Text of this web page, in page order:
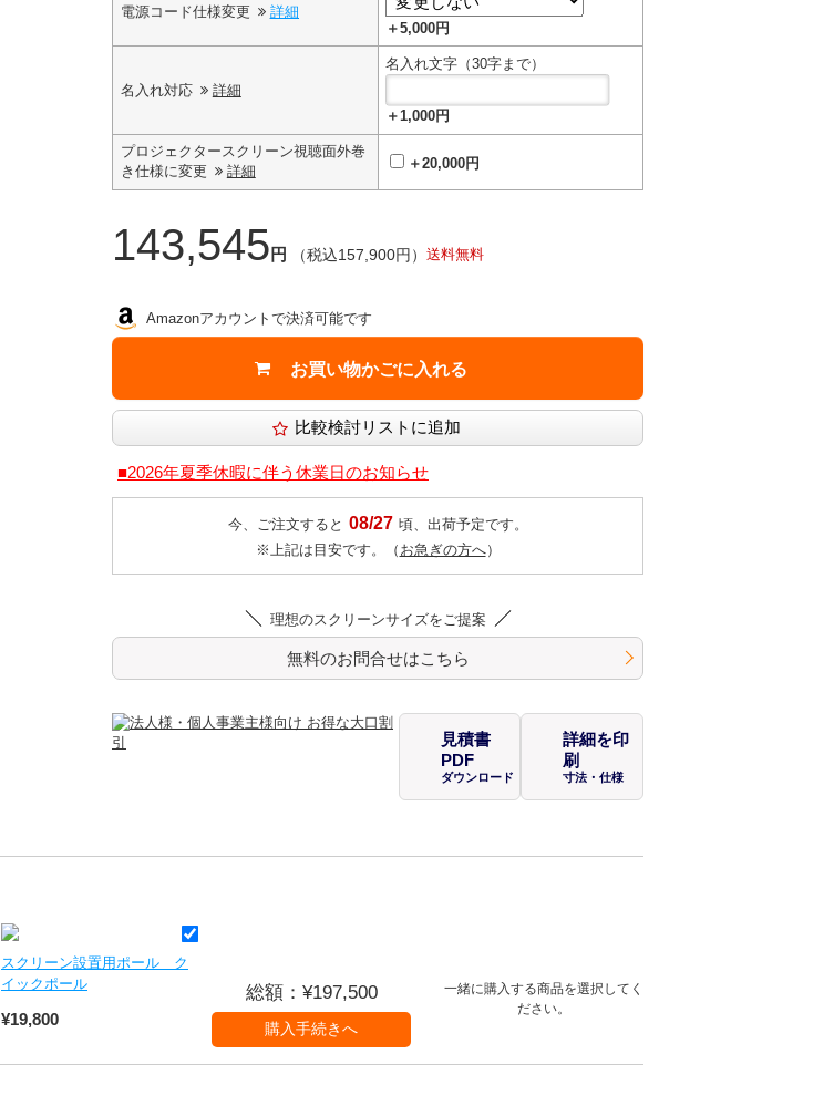
電源コード仕様変更
詳細
＋5,000円
名入れ対応 詳細
名入れ文字（30字まで）
＋1,000円
プロジェクタースクリーン視聴面外巻
き仕様に変更
詳細 ＋20,000円
143,545 円 （税込157,900円） 送料無料
Amazonアカウントで決済可能です
■2026年夏季休暇に伴う休業日のお知らせ
今、ご注文すると 08/27 頃、出荷予定です。
※上記は目安です。（ お急ぎの方へ）
理想のスクリーンサイズをご提案
無料のお問合せはこちら
見積書
PDF
ダウンロード
詳細を印
刷
寸法・仕様
スクリーン設置用ポール ク
イックポール
¥19,800
総額：¥197,500
一緒に購入する商品を選択してく
ださい。